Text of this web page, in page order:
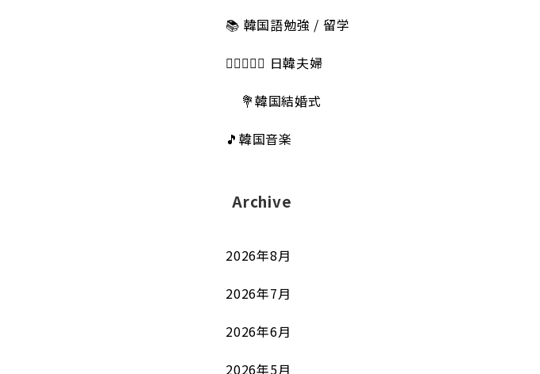
📚 韓国語勉強 / 留学
👩🏻‍❤️‍👨🏻 日韓夫婦
💐韓国結婚式
🎵韓国音楽
Archive
2026年8月
2026年7月
2026年6月
2026年5月